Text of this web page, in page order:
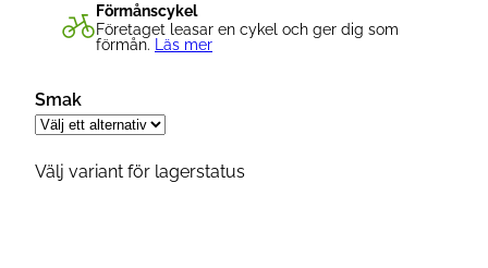
Förmånscykel
Företaget leasar en cykel och ger dig som
förmån.
Läs mer
Smak
Välj variant för lagerstatus